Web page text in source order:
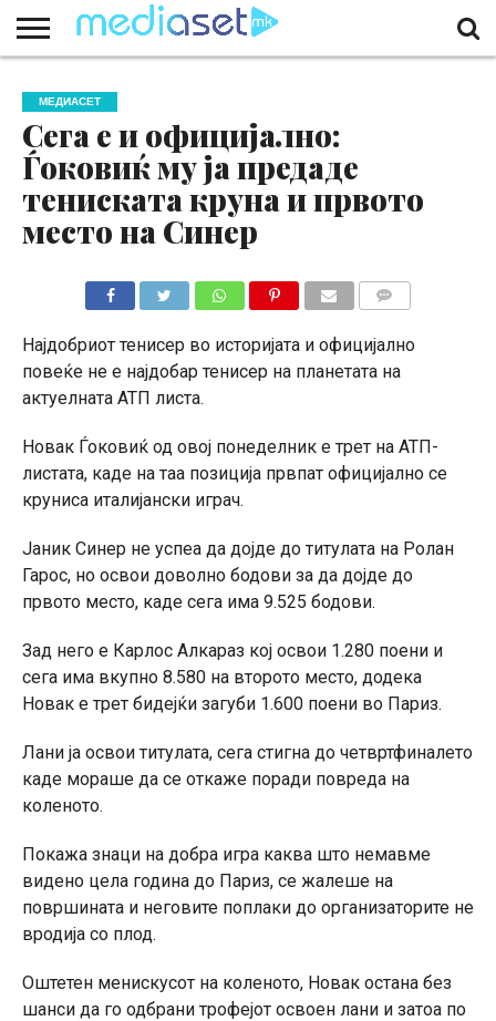
НАС
КОНТАКТ
МАРКЕТИНГ
ПОЧЕТНА
МЕДИАСЕТ
Сега е и официјално:
Ѓоковиќ му ја предаде
тениската круна и првото
место на Синер
Најдобриот тенисер во историјата и официјално
повеќе не е најдобар тенисер на планетата на
актуелната АТП листа.
Новак Ѓоковиќ од овој понеделник е трет на АТП-
листата, каде на таа позиција првпат официјално се
круниса италијански играч.
Јаник Синер не успеа да дојде до титулата на Ролан
Гарос, но освои доволно бодови за да дојде до
првото место, каде сега има 9.525 бодови.
Зад него е Карлос Алкараз кој освои 1.280 поени и
сега има вкупно 8.580 на второто место, додека
Новак е трет бидејќи загуби 1.600 поени во Париз.
Лани ја освои титулата, сега стигна до четвртфиналето
каде мораше да се откаже поради повреда на
коленото.
Покажа знаци на добра игра каква што немавме
видено цела година до Париз, се жалеше на
површината и неговите поплаки до организаторите не
вродија со плод.
Оштетен менискусот на коленото, Новак остана без
шанси да го одбрани трофејот освоен лани и затоа по